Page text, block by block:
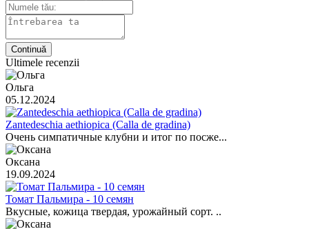
Continuă
Ultimele recenzii
Ольга
05.12.2024
Zantedeschia aethiopica (Calla de gradina)
Очень симпатичные клубни и итог по посже...
Оксана
19.09.2024
Томат Пальмира - 10 семян
Вкусные, кожица твердая, урожайный сорт. ..